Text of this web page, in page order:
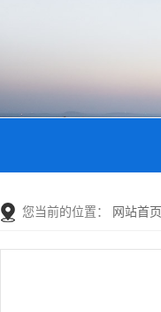
您当前的位置： 网站首页